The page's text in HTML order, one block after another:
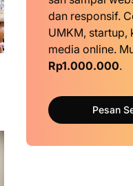
dan responsif.
UMKM, startup,
media online.
Rp1.000.000.
Pesan